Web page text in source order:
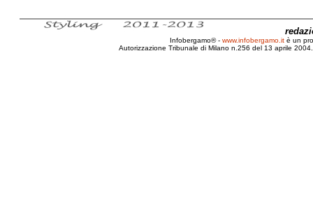
Infobergamo® - www.infobergamo.it è un
Autorizzazione Tribunale di Milano n.256 del 13 aprile